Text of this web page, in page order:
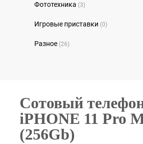
Фототехника (3)
Игровые приставки (0)
Разное (26)
Сотовый
iPHONE 11 Pro
(256Gb)